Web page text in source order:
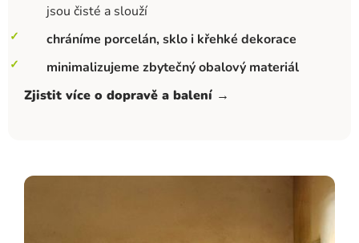
jsou čisté a slouží
chráníme porcelán, sklo i křehké dekorace
minimalizujeme zbytečný obalový materiál
Zjistit více o dopravě a balení →